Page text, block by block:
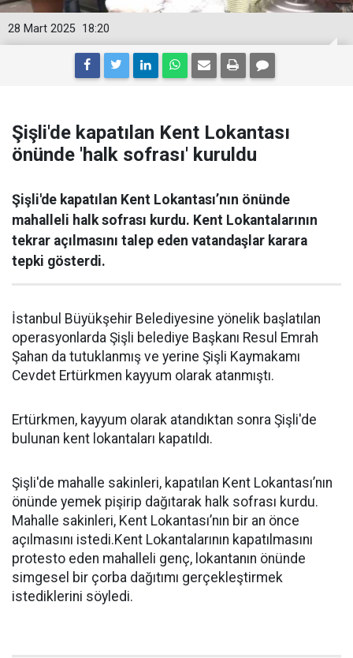
18:20
28 Mart 2025
Şişli'de kapatılan Kent Lokantası
önünde 'halk sofrası' kuruldu
Şişli'de kapatılan Kent Lokantası’nın önünde
mahalleli halk sofrası kurdu. Kent Lokantalarının
tekrar açılmasını talep eden vatandaşlar karara
tepki gösterdi.
İstanbul Büyükşehir Belediyesine yönelik başlatılan
operasyonlarda Şişli belediye Başkanı Resul Emrah
Şahan da tutuklanmış ve yerine Şişli Kaymakamı
Cevdet Ertürkmen kayyum olarak atanmıştı.
Ertürkmen, kayyum olarak atandıktan sonra Şişli'de
bulunan kent lokantaları kapatıldı.
Şişli'de mahalle sakinleri, kapatılan Kent Lokantası’nın
önünde yemek pişirip dağıtarak halk sofrası kurdu.
Mahalle sakinleri, Kent Lokantası’nın bir an önce
açılmasını istedi.Kent Lokantalarının kapatılmasını
protesto eden mahalleli genç, lokantanın önünde
simgesel bir çorba dağıtımı gerçekleştirmek
istediklerini söyledi.